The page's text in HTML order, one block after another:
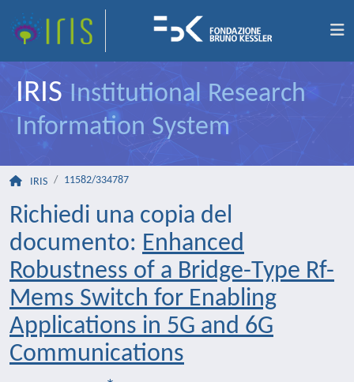
IRIS Institutional Research
Information System
IRIS 11582/334787
Richiedi una copia del
documento: Enhanced
Robustness of a Bridge-Type Rf-
Mems Switch for Enabling
Applications in 5G and 6G
Communications